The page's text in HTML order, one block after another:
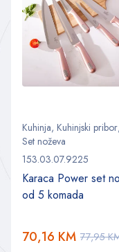
Kuhinja, Kuhinjski pribor,
Set noževa
153.03.07.9225
Karaca Power set
od 5 komada
77,95
70,16 KM